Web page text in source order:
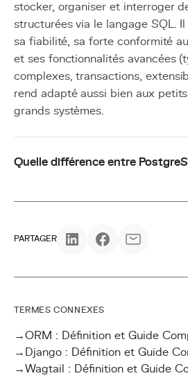
stocker, organiser et interroger
structurées via le langage SQL.
sa fiabilité, sa forte conformité
et ses fonctionnalités avancées
complexes, transactions,
rend adapté aussi bien aux
grands systèmes.
Quelle différence entre
PARTAGER
TERMES CONNEXES
→ORM : Définition et Guide
→ Django : Définition et Guide
→Wagtail : Définition et Guide